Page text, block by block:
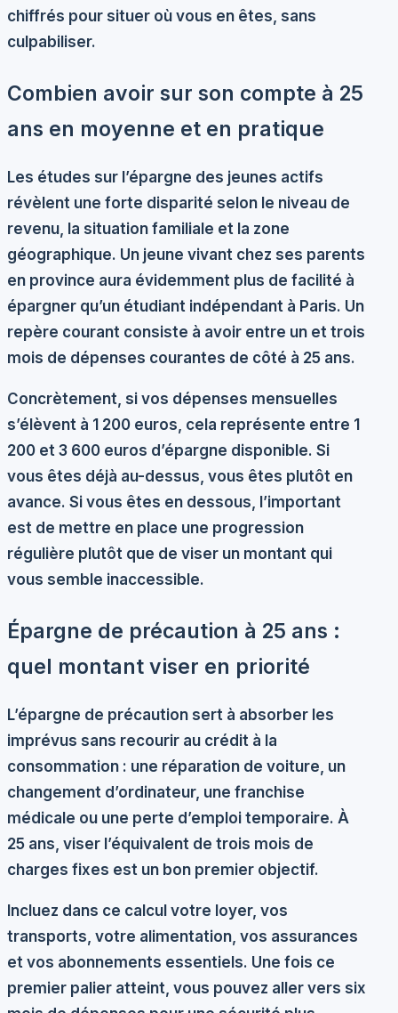
chiffrés pour situer où vous en êtes, sans
culpabiliser.
Combien avoir sur son compte à 25
ans en moyenne et en pratique
Les études sur l’épargne des jeunes actifs
révèlent une forte disparité selon le niveau de
revenu, la situation familiale et la zone
géographique. Un jeune vivant chez ses parents
en province aura évidemment plus de facilité à
épargner qu’un étudiant indépendant à Paris. Un
repère courant consiste à avoir entre un et trois
mois de dépenses courantes de côté à 25 ans.
Concrètement, si vos dépenses mensuelles
s’élèvent à 1 200 euros, cela représente entre 1
200 et 3 600 euros d’épargne disponible. Si
vous êtes déjà au-dessus, vous êtes plutôt en
avance. Si vous êtes en dessous, l’important
est de mettre en place une progression
régulière plutôt que de viser un montant qui
vous semble inaccessible.
Épargne de précaution à 25 ans :
quel montant viser en priorité
L’épargne de précaution sert à absorber les
imprévus sans recourir au crédit à la
consommation : une réparation de voiture, un
changement d’ordinateur, une franchise
médicale ou une perte d’emploi temporaire. À
25 ans, viser l’équivalent de trois mois de
charges fixes est un bon premier objectif.
Incluez dans ce calcul votre loyer, vos
transports, votre alimentation, vos assurances
et vos abonnements essentiels. Une fois ce
premier palier atteint, vous pouvez aller vers six